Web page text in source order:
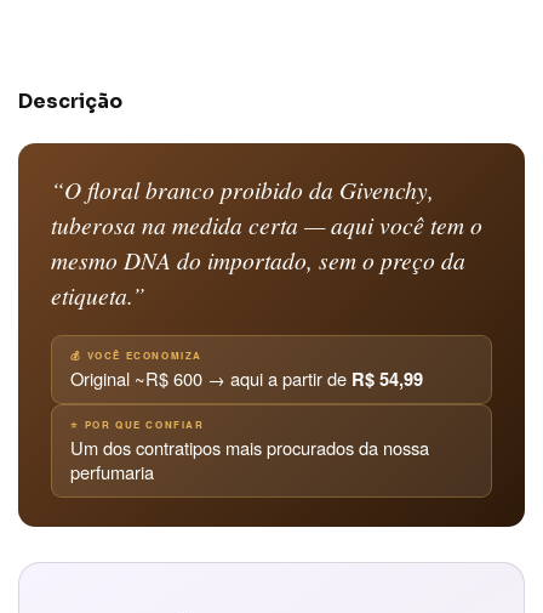
Descrição
“O floral branco proibido da Givenchy,
tuberosa na medida certa — aqui você tem o
mesmo DNA do importado, sem o preço da
etiqueta.”
💰 VOCÊ ECONOMIZA
Original ~R$ 600 → aqui a partir de R$ 54,99
⭐ POR QUE CONFIAR
Um dos contratipos mais procurados da nossa
perfumaria